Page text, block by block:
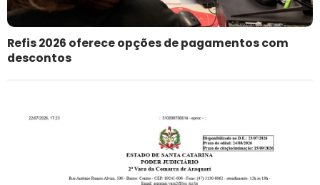
Refis 2026 oferece opções de pagamentos com
descontos